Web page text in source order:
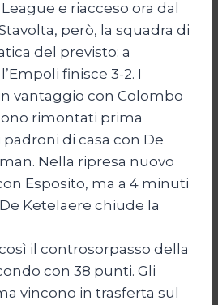
e riacceso ora dal
però, la squadra di
del previsto: a
finisce 3-2. I
vantaggio con Colombo
rimontati prima
di casa con De
Nella ripresa nuovo
Esposito, ma a 4 minuti
Ketelaere chiude la
il controsorpasso della
con 38 punti. Gli
vincono in trasferta sul